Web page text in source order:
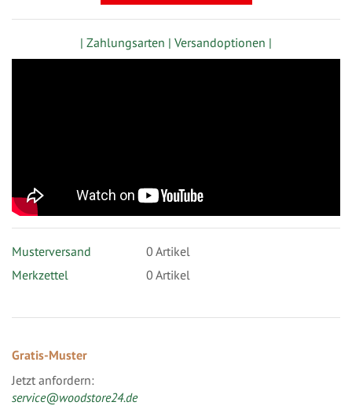
| Zahlungsarten | Versandoptionen |
Musterversand 0 Artikel
Merkzettel
0 Artikel
Gratis-Muster
Jetzt anfordern:
service@woodstore24.de